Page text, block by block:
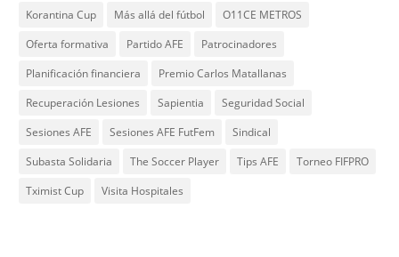
Korantina Cup
Más allá del fútbol
O11CE METROS
Oferta formativa
Partido AFE
Patrocinadores
Planificación financiera
Premio Carlos Matallanas
Recuperación Lesiones
Sapientia
Seguridad Social
Sesiones AFE
Sesiones AFE FutFem
Sindical
Subasta Solidaria
The Soccer Player Tips AFE
Torneo FIFPRO
Tximist Cup
Visita Hospitales